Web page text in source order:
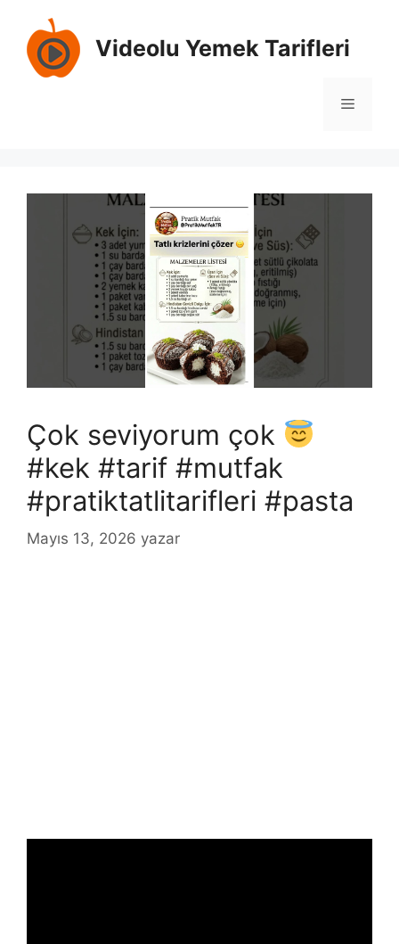
Videolu Yemek Tarifleri
Menü
Çok seviyorum çok
#kek #tarif #mutfak
#pratiktatlitarifleri #pasta
Mayıs 13, 2026 yazar